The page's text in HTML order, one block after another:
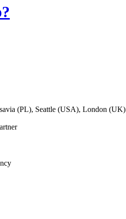
(PL), Seattle (USA), London (UK)